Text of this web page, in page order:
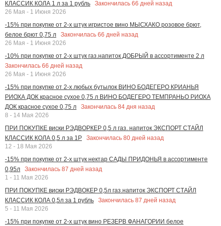
КЛАССИК КОЛА 1 л за 1 рубль Закончилась 66 дней назад
26 Мая - 1 Июня 2026
-15% при покупке от 2-х штук игристое вино МЫСХАКО розовое брют,
белое брют 0,75 л
Закончилась 66 дней назад
26 Мая - 1 Июня 2026
-10% при покупке от 2-х штук газ.напиток ДОБРЫЙ в ассортименте 2 л
Закончилась 66 дней назад
26 Мая - 1 Июня 2026
-15% при покупке от 2-х любых бутылок ВИНО БОДЕГЕРО КРИАНЬЯ
РИОХА ДОК красное сухое 0,75 л ВИНО БОДЕГЕРО ТЕМПРАНЬО РИОХА
ДОК красное сухое 0,75 л
Закончилась 84 дня назад
8 - 14 Мая 2026
ПРИ ПОКУПКЕ виски РЭДВОРКЕР 0,5 л газ. напиток ЭКСПОРТ СТАЙЛ
КЛАССИК КОЛА 0,5 л за 1Р
Закончилась 80 дней назад
12 - 18 Мая 2026
-15% при покупке от 2-х штук нектар САДЫ ПРИДОНЬЯ в ассортименте
0,95л
Закончилась 87 дней назад
1 - 11 Мая 2026
ПРИ ПОКУПКЕ виски РЭДВОКЕР 0,5л газ.напиток ЭКСПОРТ СТАЙЛ
КЛАССИК КОЛА 0,5л за 1 рубль
Закончилась 87 дней назад
5 - 11 Мая 2026
-15% при покупке от 2-х штук вино РЕЗЕРВ ФАНАГОРИИ белое